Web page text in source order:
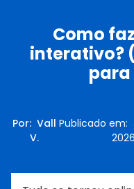
Como
interativo?
Por:Vall
V.
Publicado em:
2026